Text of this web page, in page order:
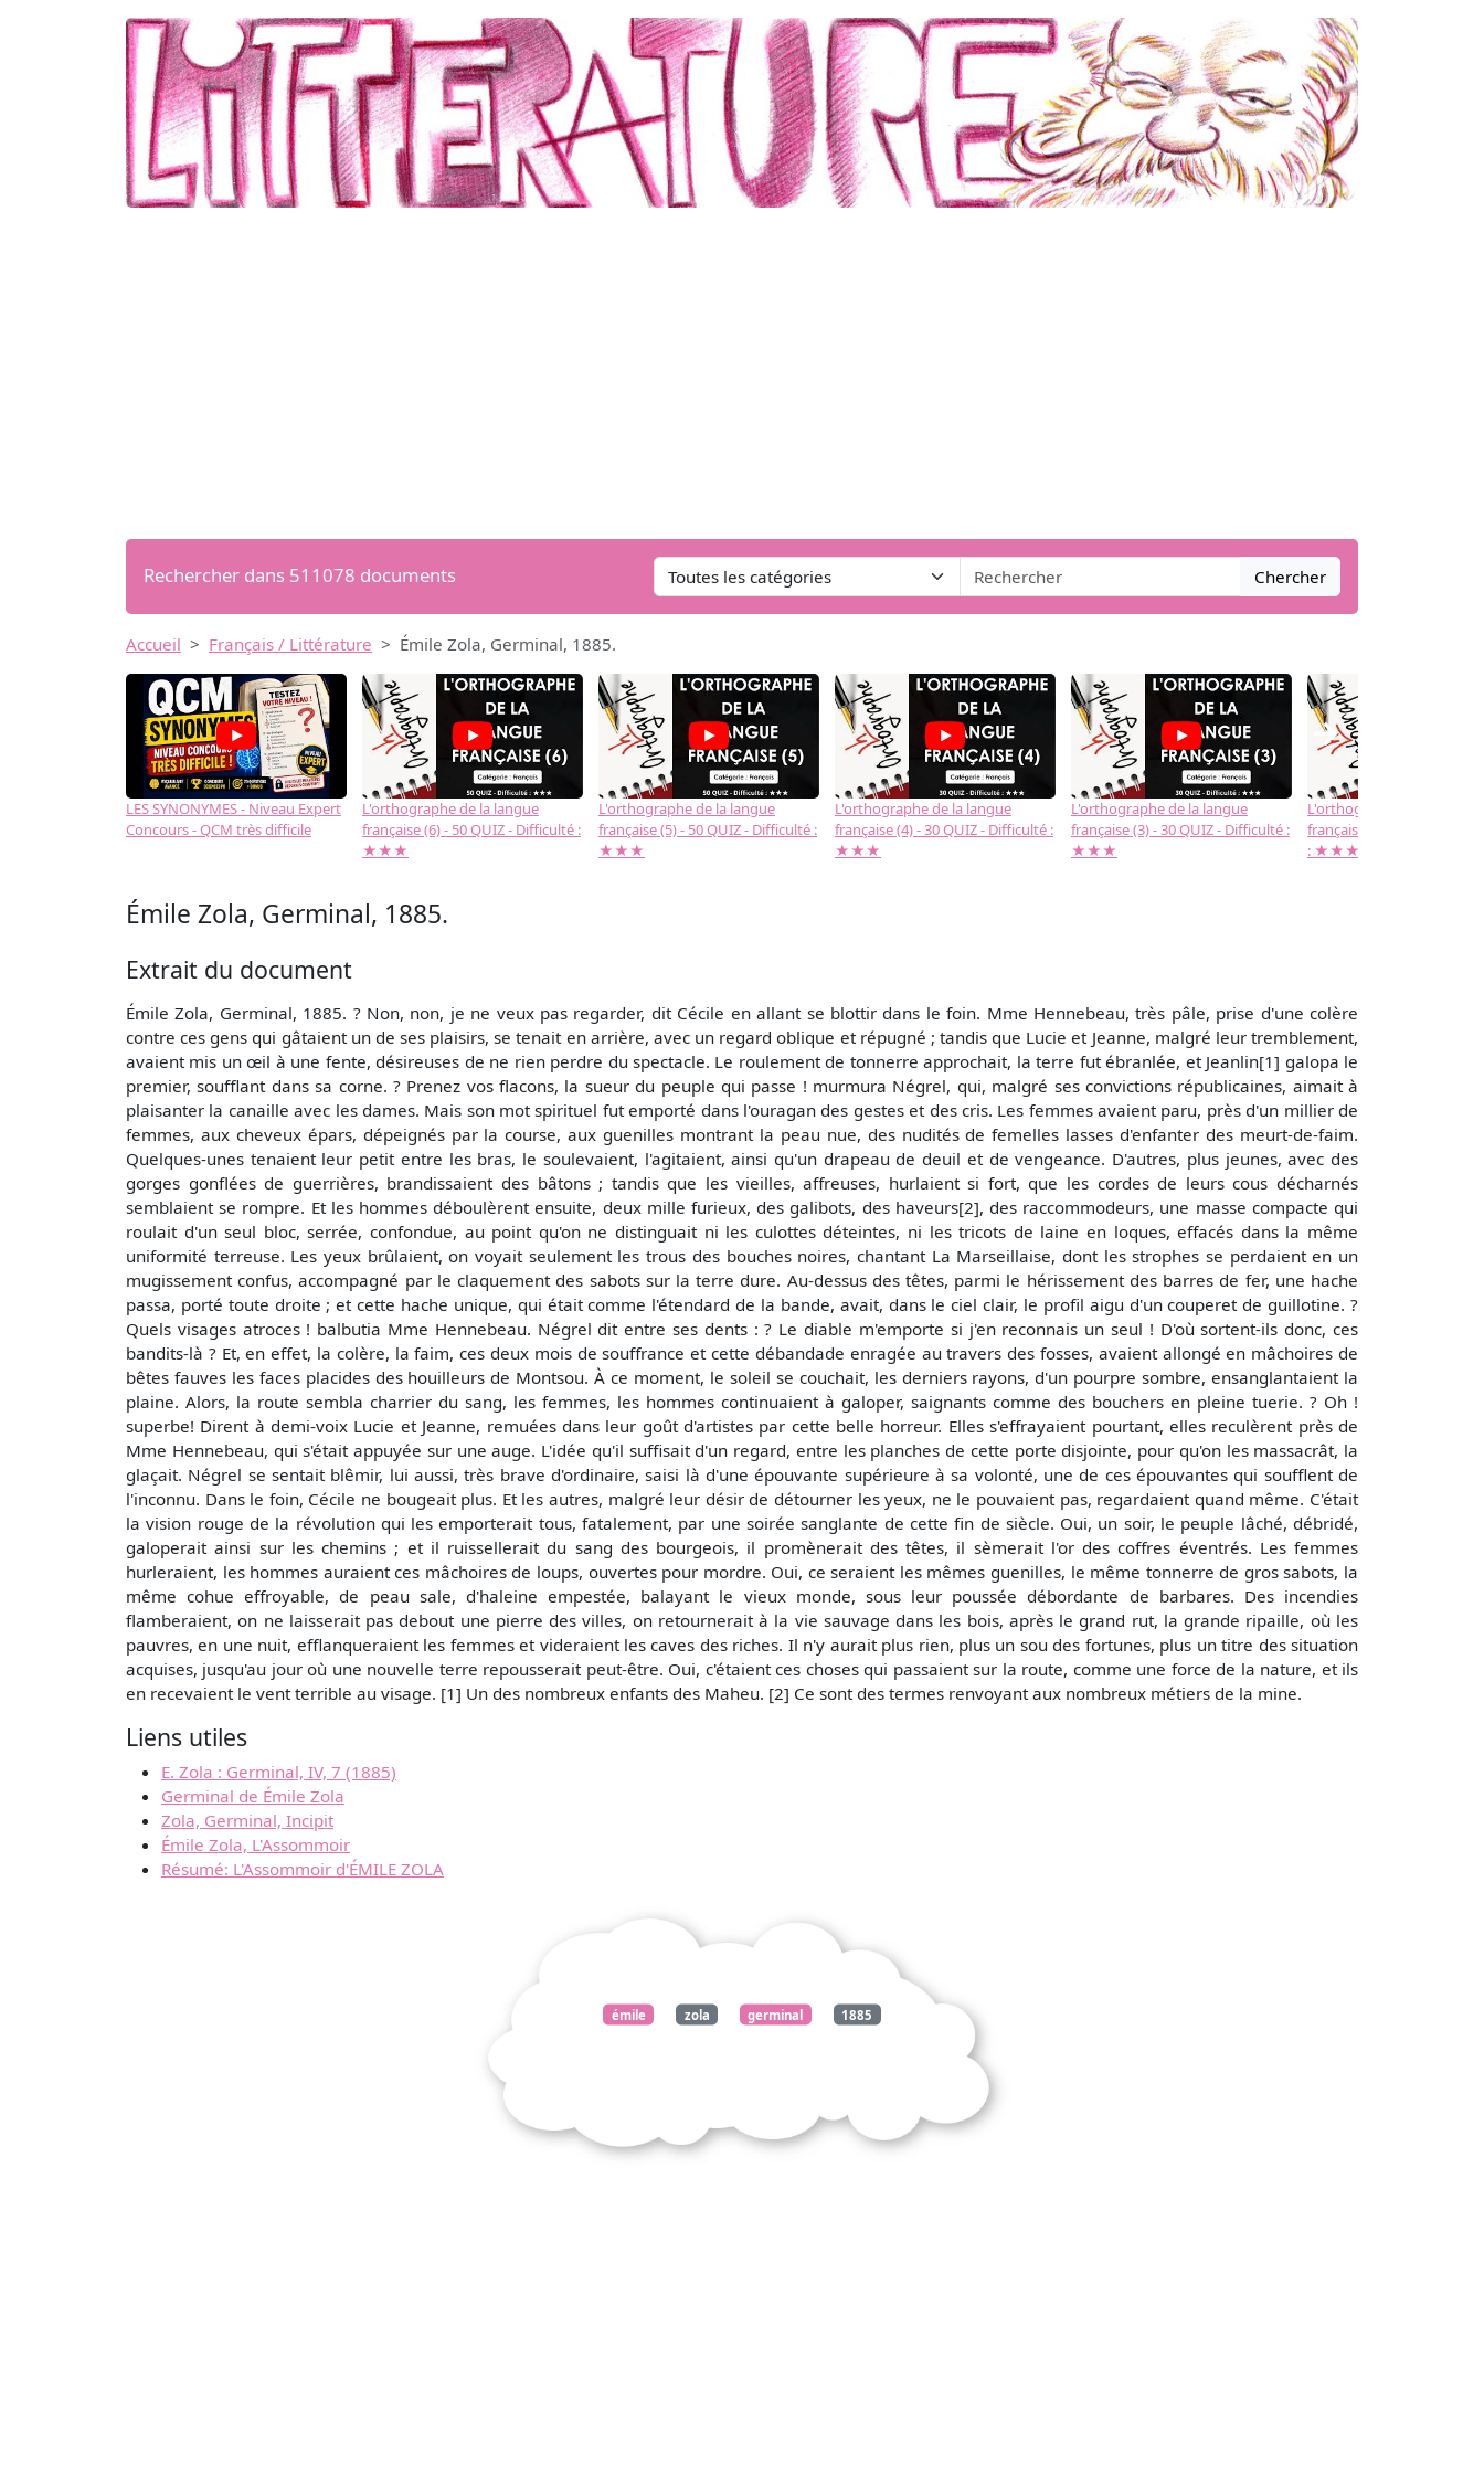
Rechercher dans 511078 documents Chercher
Accueil Français / Littérature Émile Zola, Germinal, 1885.
LES SYNONYMES - Niveau Expert
Concours - QCM très difficile
L'orthographe de la langue
française (6) - 50 QUIZ - Difficulté :
★★★
L'orthographe de la langue
française (5) - 50 QUIZ - Difficulté :
★★★
L'orthographe de la langue
française (4) - 30 QUIZ - Difficulté :
★★★
L'orthographe de la langue
française (3) - 30 QUIZ - Difficulté :
★★★
L'orthographe de la langue
française (2) -( 20 QUIZ -
: ★★★
→
Émile Zola, Germinal, 1885.
Extrait du document
Émile Zola, Germinal, 1885. ? Non, non, je ne veux pas regarder, dit Cécile en allant se blottir dans le foin. Mme Hennebeau, très pâle, prise d'une colère
contre ces gens qui gâtaient un de ses plaisirs, se tenait en arrière, avec un regard oblique et répugné ; tandis que Lucie et Jeanne, malgré leur tremblement,
avaient mis un œil à une fente, désireuses de ne rien perdre du spectacle. Le roulement de tonnerre approchait, la terre fut ébranlée, et Jeanlin[1] galopa le
premier, soufflant dans sa corne. ? Prenez vos flacons, la sueur du peuple qui passe ! murmura Négrel, qui, malgré ses convictions républicaines, aimait à
plaisanter la canaille avec les dames. Mais son mot spirituel fut emporté dans l'ouragan des gestes et des cris. Les femmes avaient paru, près d'un millier de
femmes, aux cheveux épars, dépeignés par la course, aux guenilles montrant la peau nue, des nudités de femelles lasses d'enfanter des meurt-de-faim.
Quelques-unes tenaient leur petit entre les bras, le soulevaient, l'agitaient, ainsi qu'un drapeau de deuil et de vengeance. D'autres, plus jeunes, avec des
gorges gonflées de guerrières, brandissaient des bâtons ; tandis que les vieilles, affreuses, hurlaient si fort, que les cordes de leurs cous décharnés
semblaient se rompre. Et les hommes déboulèrent ensuite, deux mille furieux, des galibots, des haveurs[2], des raccommodeurs, une masse compacte qui
roulait d'un seul bloc, serrée, confondue, au point qu'on ne distinguait ni les culottes déteintes, ni les tricots de laine en loques, effacés dans la même
uniformité terreuse. Les yeux brûlaient, on voyait seulement les trous des bouches noires, chantant La Marseillaise, dont les strophes se perdaient en un
mugissement confus, accompagné par le claquement des sabots sur la terre dure. Au-dessus des têtes, parmi le hérissement des barres de fer, une hache
passa, porté toute droite ; et cette hache unique, qui était comme l'étendard de la bande, avait, dans le ciel clair, le profil aigu d'un couperet de guillotine. ?
Quels visages atroces ! balbutia Mme Hennebeau. Négrel dit entre ses dents : ? Le diable m'emporte si j'en reconnais un seul ! D'où sortent-ils donc, ces
bandits-là ? Et, en effet, la colère, la faim, ces deux mois de souffrance et cette débandade enragée au travers des fosses, avaient allongé en mâchoires de
bêtes fauves les faces placides des houilleurs de Montsou. À ce moment, le soleil se couchait, les derniers rayons, d'un pourpre sombre, ensanglantaient la
plaine. Alors, la route sembla charrier du sang, les femmes, les hommes continuaient à galoper, saignants comme des bouchers en pleine tuerie. ? Oh !
superbe! Dirent à demi-voix Lucie et Jeanne, remuées dans leur goût d'artistes par cette belle horreur. Elles s'effrayaient pourtant, elles reculèrent près de
Mme Hennebeau, qui s'était appuyée sur une auge. L'idée qu'il suffisait d'un regard, entre les planches de cette porte disjointe, pour qu'on les massacrât, la
glaçait. Négrel se sentait blêmir, lui aussi, très brave d'ordinaire, saisi là d'une épouvante supérieure à sa volonté, une de ces épouvantes qui soufflent de
l'inconnu. Dans le foin, Cécile ne bougeait plus. Et les autres, malgré leur désir de détourner les yeux, ne le pouvaient pas, regardaient quand même. C'était
la vision rouge de la révolution qui les emporterait tous, fatalement, par une soirée sanglante de cette fin de siècle. Oui, un soir, le peuple lâché, débridé,
galoperait ainsi sur les chemins ; et il ruissellerait du sang des bourgeois, il promènerait des têtes, il sèmerait l'or des coffres éventrés. Les femmes
hurleraient, les hommes auraient ces mâchoires de loups, ouvertes pour mordre. Oui, ce seraient les mêmes guenilles, le même tonnerre de gros sabots, la
même cohue effroyable, de peau sale, d'haleine empestée, balayant le vieux monde, sous leur poussée débordante de barbares. Des incendies
flamberaient, on ne laisserait pas debout une pierre des villes, on retournerait à la vie sauvage dans les bois, après le grand rut, la grande ripaille, où les
pauvres, en une nuit, efflanqueraient les femmes et videraient les caves des riches. Il n'y aurait plus rien, plus un sou des fortunes, plus un titre des situation
acquises, jusqu'au jour où une nouvelle terre repousserait peut-être. Oui, c'étaient ces choses qui passaient sur la route, comme une force de la nature, et ils
en recevaient le vent terrible au visage. [1] Un des nombreux enfants des Maheu. [2] Ce sont des termes renvoyant aux nombreux métiers de la mine.
Liens utiles
E. Zola : Germinal, IV, 7 (1885)
Germinal de Émile Zola
Zola, Germinal, Incipit
Émile Zola, L'Assommoir
Résumé: L'Assommoir d'ÉMILE ZOLA
émile zola germinal 1885